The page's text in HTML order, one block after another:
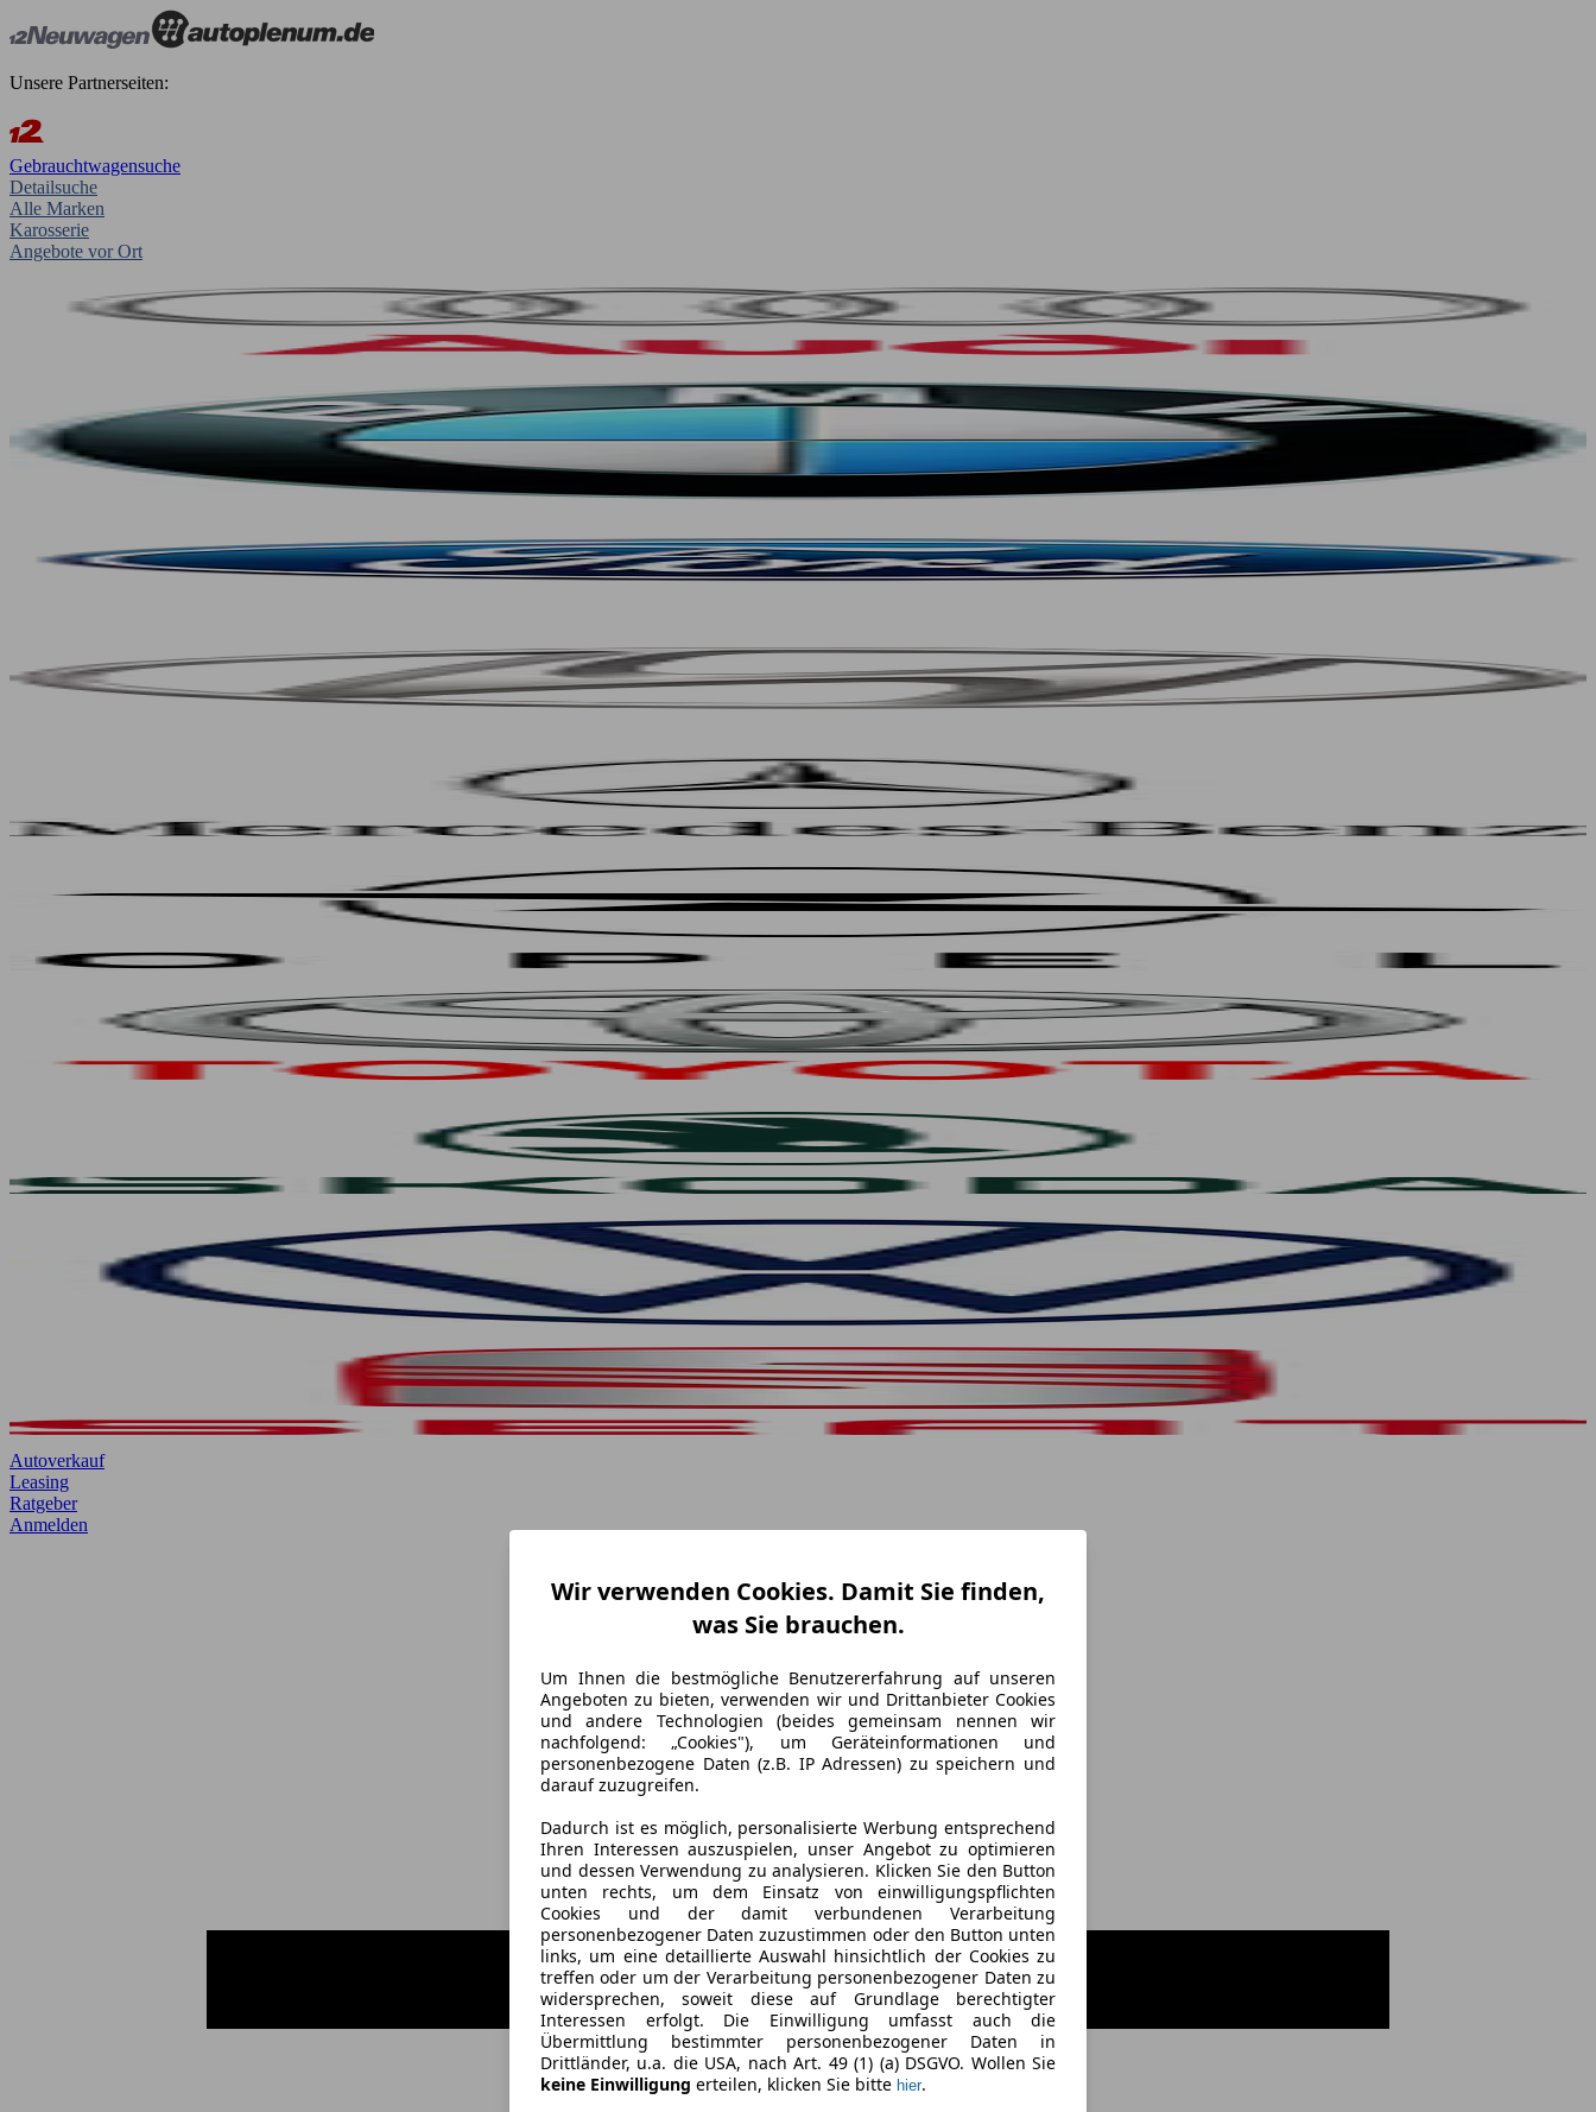
Unsere Partnerseiten:
Gebrauchtwagensuche
Detailsuche
Alle Marken
Karosserie
Angebote vor Ort
Autoverkauf
Leasing
Ratgeber
Anmelden
Wir verwenden Cookies. Damit Sie finden,
was Sie brauchen.
Um Ihnen die bestmögliche Benutzererfahrung auf unseren
Angeboten zu bieten, verwenden wir und Drittanbieter Cookies
und andere Technologien (beides gemeinsam nennen wir
nachfolgend: „Cookies"), um Geräteinformationen und
personenbezogene Daten (z.B. IP Adressen) zu speichern und
darauf zuzugreifen.
Dadurch ist es möglich, personalisierte Werbung entsprechend
Ihren Interessen auszuspielen, unser Angebot zu optimieren
und dessen Verwendung zu analysieren. Klicken Sie den Button
unten rechts, um dem Einsatz von einwilligungspflichten
Cookies und der damit verbundenen Verarbeitung
personenbezogener Daten zuzustimmen oder den Button unten
links, um eine detaillierte Auswahl hinsichtlich der Cookies zu
treffen oder um der Verarbeitung personenbezogener Daten zu
widersprechen, soweit diese auf Grundlage berechtigter
Interessen erfolgt. Die Einwilligung umfasst auch die
Übermittlung bestimmter personenbezogener Daten in
Drittländer, u.a. die USA, nach Art. 49 (1) (a) DSGVO. Wollen Sie
keine Einwilligung erteilen, klicken Sie bitte hier.